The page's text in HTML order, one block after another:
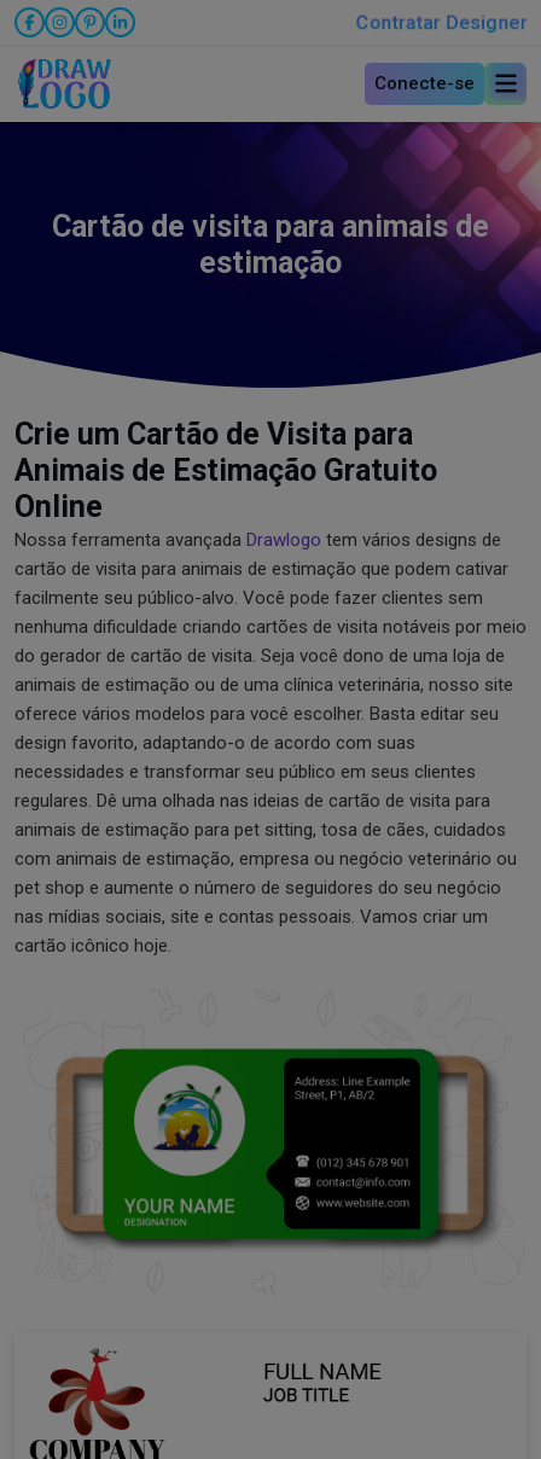
Contratar Designer
Conecte-se
Cartão de visita para animais de
estimação
Crie um Cartão de Visita para
Animais de Estimação Gratuito
Online
Nossa ferramenta avançada Drawlogo tem vários designs de
cartão de visita para animais de estimação que podem cativar
facilmente seu público-alvo. Você pode fazer clientes sem
nenhuma dificuldade criando cartões de visita notáveis ​​por meio
do gerador de cartão de visita. Seja você dono de uma loja de
animais de estimação ou de uma clínica veterinária, nosso site
oferece vários modelos para você escolher. Basta editar seu
design favorito, adaptando-o de acordo com suas
necessidades e transformar seu público em seus clientes
regulares. Dê uma olhada nas ideias de cartão de visita para
animais de estimação para pet sitting, tosa de cães, cuidados
com animais de estimação, empresa ou negócio veterinário ou
pet shop e aumente o número de seguidores do seu negócio
nas mídias sociais, site e contas pessoais. Vamos criar um
cartão icônico hoje.